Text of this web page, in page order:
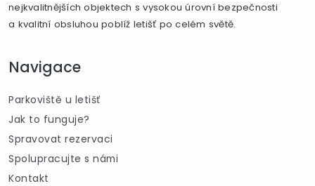
nejkvalitnějších objektech s vysokou úrovní bezpečnosti
a kvalitní obsluhou poblíž letišť po celém světě.
Navigace
Parkoviště u letišť
Jak to funguje?
Spravovat rezervaci
Spolupracujte s námi
Kontakt